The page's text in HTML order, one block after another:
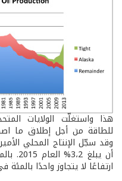
هذا واستغلّت الولايات
للطاقة من أجل إطلاق ما
أن
ارتفاعًا لا يتجاوز واحدًا بالمئة